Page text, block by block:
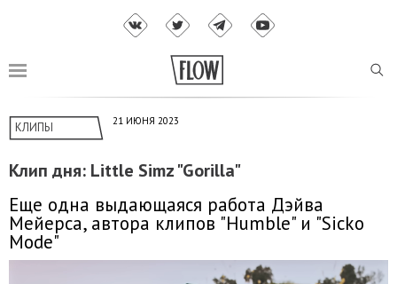
КЛИПЫ 21 ИЮНЯ 2023
Клип дня: Little Simz "Gorilla"
Еще одна выдающаяся работа Дэйва
Мейерса, автора клипов "Humble" и "Sicko
Mode"